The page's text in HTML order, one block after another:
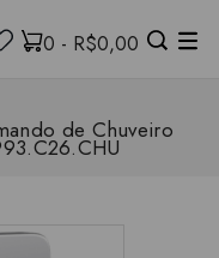
0 - R$0,00
de Chuveiro